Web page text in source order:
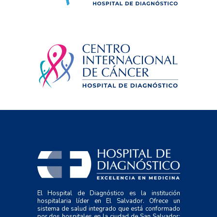
El Hospital de Diagnóstico es la institución
hospitalaria líder en El Salvador. Ofrece un
sistema de salud integrado que está conformado